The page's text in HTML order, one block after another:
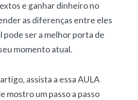
e ganhar dinheiro no
as diferenças entre eles
pode ser a melhor porta de
momento atual.
assista a essa AULA
mostro um passo a passo